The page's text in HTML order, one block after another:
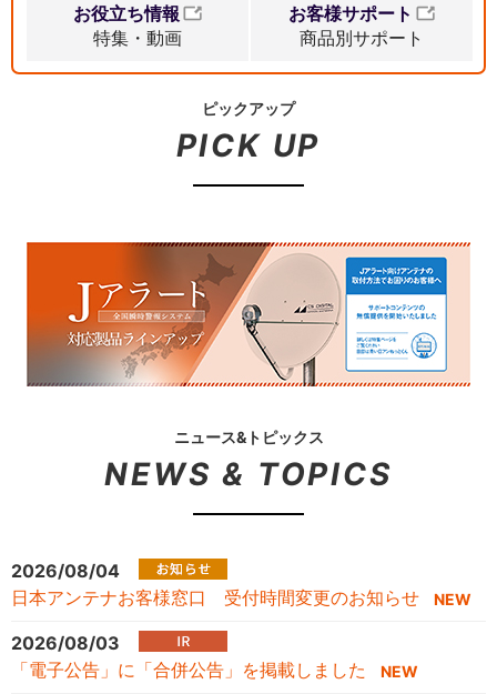
お役立ち情報
特集・動画
お客様サポート
商品別サポート
ピックアップ
PICK UP
ニュース&トピックス
NEWS & TOPICS
2026/08/04
日本アンテナお客様窓口 受付時間変更のお知らせ
2026/08/03
「電子公告」に「合併公告」を掲載しました